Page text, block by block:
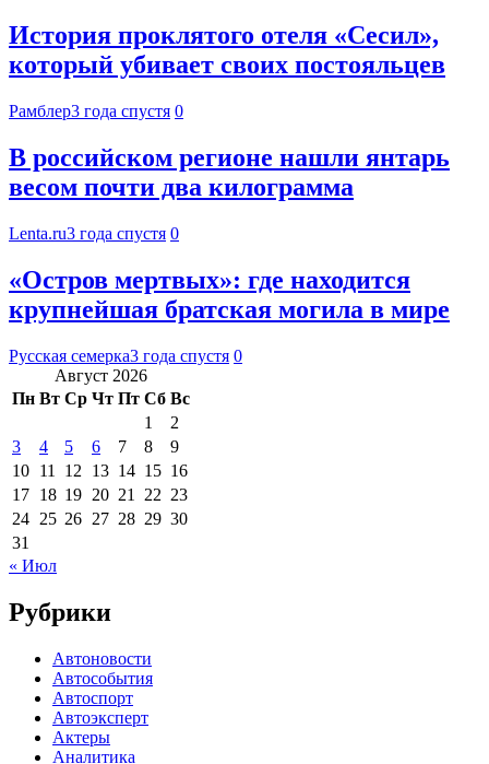
История проклятого отеля «Сесил»,
который убивает своих постояльцев
Рамблер3 года спустя 0
В российском регионе нашли янтарь
весом почти два килограмма
Lenta.ru3 года спустя 0
«Остров мертвых»: где находится
крупнейшая братская могила в мире
Русская семерка3 года спустя 0
Август 2026
Пн Вт Ср Чт Пт Сб Вс
1
2
3
4 5 6 7 8
9
10 11 12 13 14 15 16
17 18 19 20 21 22 23
24 25 26 27 28 29 30
31
« Июл
Рубрики
Автоновости
Автособытия
Автоспорт
Автоэксперт
Актеры
Аналитика